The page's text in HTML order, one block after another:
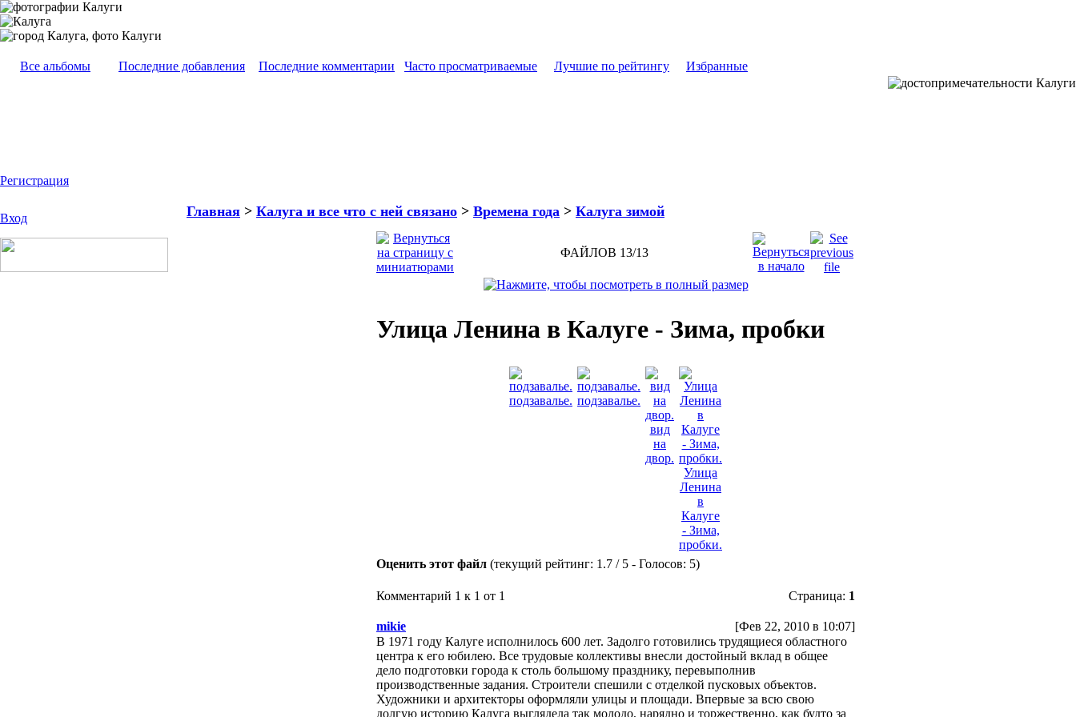
Все альбомы Последние добавления Последние комментарии Часто просматриваемые Лучшие по рейтингу Избранные
Регистрация
Вход Главная > Калуга и все что с ней связано > Времена года > Калуга зимой
ФАЙЛОВ 13/13
Улица Ленина в Калуге - Зима, пробки
подзавалье. подзавалье.
вид
на
двор.
Улица
Ленина
в
Калуге
- Зима,
пробки.
Оценить этот файл (текущий рейтинг: 1.7 / 5 - Голосов: 5)
Комментарий 1 к 1 от 1 Страница: 1
mikie
[Фев 22, 2010 в 10:07]
В 1971 году Калуге исполнилось 600 лет. Задолго готовились трудящиеся областного
центра к его юбилею. Все трудовые коллективы внесли достойный вклад в общее
дело подготовки города к столь большому празднику, перевыполнив
производственные задания. Строители спешили с отделкой пусковых объектов.
Художники и архитекторы оформляли улицы и площади. Впервые за всю свою
долгую историю Калуга выглядела так молодо, нарядно и торжественно, как будто за